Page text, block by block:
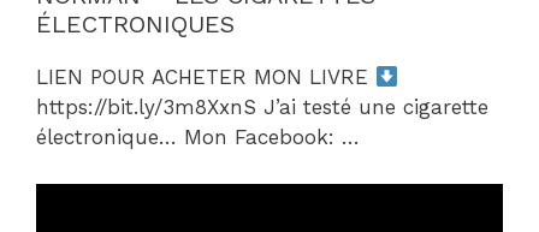
ÉLECTRONIQUES
LIEN POUR ACHETER MON LIVRE
https://bit.ly/3m8XxnS J’ai testé une cigarette
électronique… Mon Facebook: …